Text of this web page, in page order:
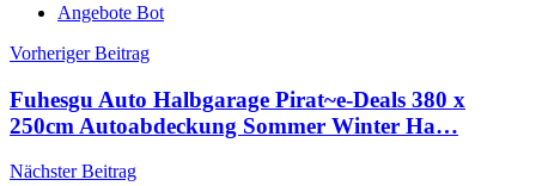
Angebote Bot
Beitragsnavigation
Vorheriger Beitrag
Fuhesgu Auto Halbgarage Pirat~e-Deals 380 x
250cm Autoabdeckung Sommer Winter Ha…
Nächster Beitrag